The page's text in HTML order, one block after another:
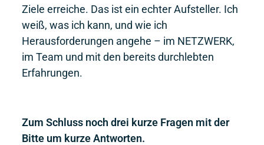
Ziele erreiche. Das ist ein echter Aufsteller. Ich
weiß, was ich kann, und wie ich
Herausforderungen angehe – im NETZWERK,
im Team und mit den bereits durchlebten
Erfahrungen.
Zum Schluss noch drei kurze Fragen mit der
Bitte um kurze Antworten.